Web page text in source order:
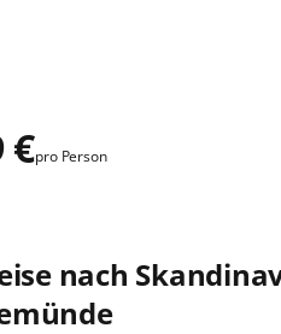
€pro Person
nach